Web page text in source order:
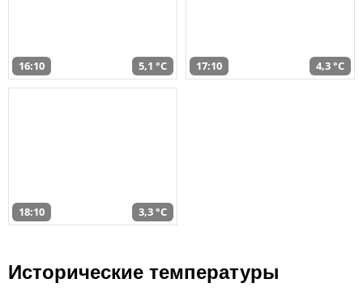
16:10 5,1 °C 17:10 4,3 °C
18:10 3,3 °C
Исторические температуры